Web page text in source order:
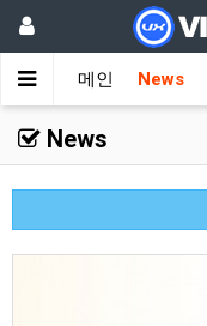
메인 News
News